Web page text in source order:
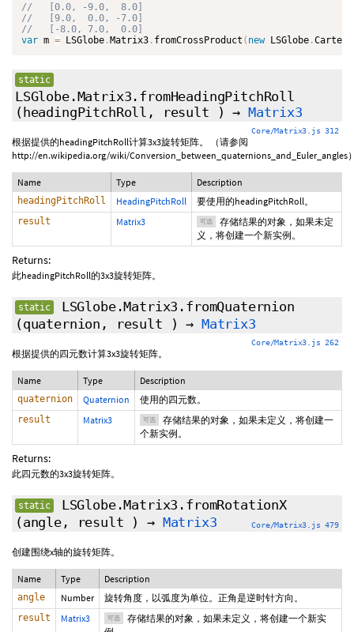
var m = LSGlobe . Matrix3 . fromCrossProduct ( new LSGlobe .
static
LSGlobe.Matrix3.fromHeadingPitchRoll
(headingPitchRoll,
result )→ Matrix3
Core/Matrix3.js 312
根据提供的headingPitchRoll计算3x3旋转矩阵。 （请参阅
http://en.wikipedia.org/wiki/Conversion_between_quaternions_and_Euler_angles
Name Type Description
headingPitchRoll HeadingPitchRoll 要使用的headingPitchRoll。
result Matrix3 可选
存储结果的对象，如果未定
义，将创建一个新实例。
Returns:
此headingPitchRoll的3x3旋转矩阵。
static
LSGlobe.Matrix3.fromQuaternion
(quaternion,
result )→ Matrix3
Core/Matrix3.js 262
根据提供的四元数计算3x3旋转矩阵。
Name Type Description
quaternion Quaternion 使用的四元数。
result Matrix3 可选
存储结果的对象，如果未定义，将创建一
个新实例。
Returns:
此四元数的3x3旋转矩阵。
static
LSGlobe.Matrix3.fromRotationX
(angle,
result )→ Matrix3 Core/Matrix3.js 479
创建围绕x轴的旋转矩阵。
Name Type Description
angle Number 旋转角度，以弧度为单位。正角是逆时针方向。
result Matrix3 可选
存储结果的对象，如果未定义，将创建一个新实